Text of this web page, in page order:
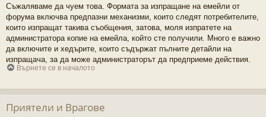
Съжаляваме да чуем това. Формата за изпращане на емейли от
форума включва предпазни механизми, които следят потребителите,
които изпращат такива съобщения, затова, моля изпратете на
администратора копие на емейла, който сте получили. Много е важно
да включите и хедърите, които съдържат пълните детайли на
изпращача, за да може администраторът да предприеме действия.
Върнете се в началото
Приятели и Врагове